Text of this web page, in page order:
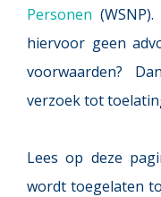
Personen
hiervoor geen
voorwaarden?
verzoek tot
Lees op deze
wordt toegelaten